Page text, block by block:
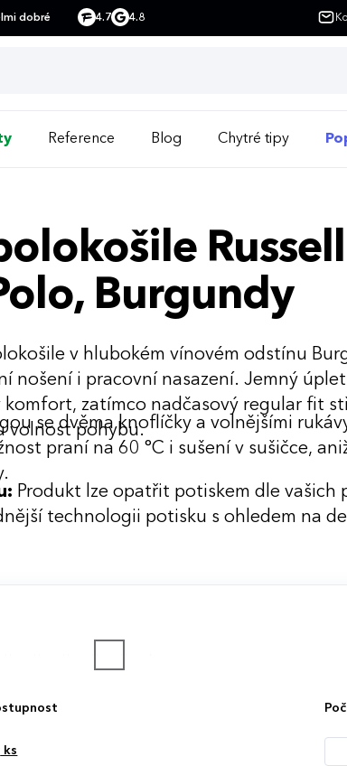
dobré 4.7 4.8
Reference Blog Chytré tipy
Burgundy
v hlubokém vínovém odstínu
nošení i pracovní nasazení. Jemný
komfort, zatímco nadčasový regular fit
volnost pohybu.
se dvěma knoflíčky a volnějšími
praní na 60 °C i sušení v sušičce,
Produkt lze opatřit potiskem dle vašich
technologii potisku s ohledem na
ks